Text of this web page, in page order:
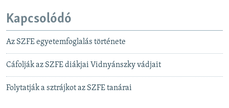
Kapcsolódó
Az SZFE egyetemfoglalás története
Cáfolják az SZFE diákjai Vidnyánszky vádjait
Folytatják a sztrájkot az SZFE tanárai